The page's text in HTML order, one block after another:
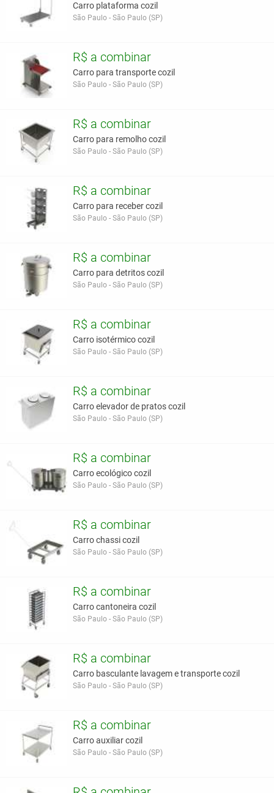
Carro plataforma cozil
São Paulo - São Paulo (SP)
R$ a combinar
Carro para transporte cozil
São Paulo - São Paulo (SP)
R$ a combinar
Carro para remolho cozil
São Paulo - São Paulo (SP)
R$ a combinar
Carro para receber cozil
São Paulo - São Paulo (SP)
R$ a combinar
Carro para detritos cozil
São Paulo - São Paulo (SP)
R$ a combinar
Carro isotérmico cozil
São Paulo - São Paulo (SP)
R$ a combinar
Carro elevador de pratos cozil
São Paulo - São Paulo (SP)
R$ a combinar
Carro ecológico cozil
São Paulo - São Paulo (SP)
R$ a combinar
Carro chassi cozil
São Paulo - São Paulo (SP)
R$ a combinar
Carro cantoneira cozil
São Paulo - São Paulo (SP)
R$ a combinar
Carro basculante lavagem e transporte cozil
São Paulo - São Paulo (SP)
R$ a combinar
Carro auxiliar cozil
São Paulo - São Paulo (SP)